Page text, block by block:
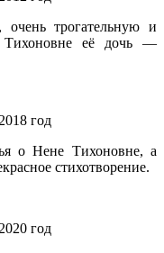
трогательную и
её дочь —
год
о Нене Тихоновне, а
стихотворение.
год